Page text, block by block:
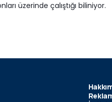
üzerinde çalıştığı biliniyor.